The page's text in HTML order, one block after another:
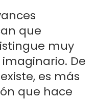
que
muy
De
es más
que hace